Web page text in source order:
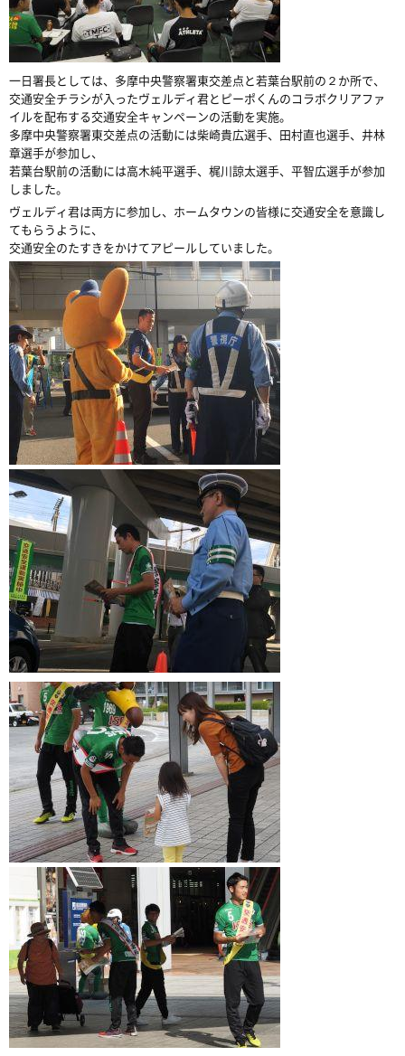
一日署長としては、多摩中央警察署東交差点と若葉台駅前の２か所で、
交通安全チラシが入ったヴェルディ君とピーポくんのコラボクリアファ
イルを配布する交通安全キャンペーンの活動を実施。
多摩中央警察署東交差点の活動には柴崎貴広選手、田村直也選手、井林
章選手が参加し、
若葉台駅前の活動には高木純平選手、梶川諒太選手、平智広選手が参加
しました。
ヴェルディ君は両方に参加し、ホームタウンの皆様に交通安全を意識し
てもらうように、
交通安全のたすきをかけてアピールしていました。